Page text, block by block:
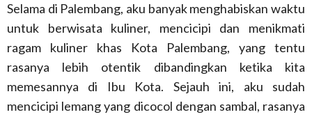
Selama di Palembang, aku banyak menghabiskan waktu
untuk berwisata kuliner, mencicipi dan menikmati
ragam kuliner khas Kota Palembang, yang tentu
rasanya lebih otentik dibandingkan ketika kita
memesannya di Ibu Kota. Sejauh ini, aku sudah
mencicipi lemang yang dicocol dengan sambal, rasanya